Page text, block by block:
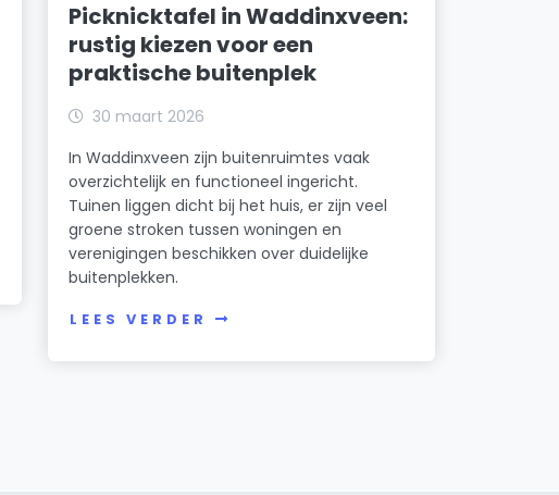
Picknicktafel in Waddinxveen:
rustig kiezen voor een
praktische buitenplek
30 maart 2026
In Waddinxveen zijn buitenruimtes vaak
overzichtelijk en functioneel ingericht.
Tuinen liggen dicht bij het huis, er zijn veel
groene stroken tussen woningen en
verenigingen beschikken over duidelijke
buitenplekken.
LEES VERDER